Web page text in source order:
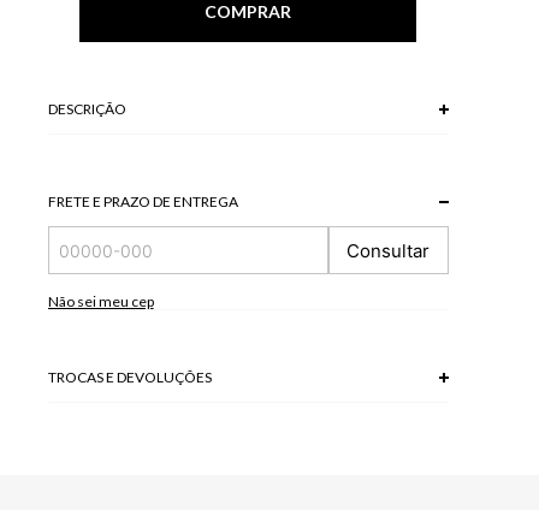
COMPRAR
DESCRIÇÃO
inverno.
tela/monitor.
FRETE E PRAZO DE ENTREGA
Consultar
Não sei meu cep
TROCAS E DEVOLUÇÕES